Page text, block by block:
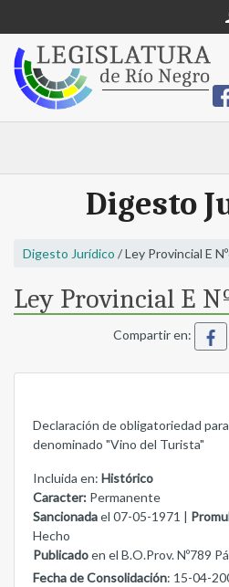
Digesto
Digesto Jurídico / Ley Provincial E
Ley Provincial E
Compartir en:
Declaración de obligatoriedad
denominado "Vino del Turista"
Incluida en: Histórico
Caracter: Permanente
Sancionadael 07-05-1971 |
Hecho
Publicadoen el B.O.Prov. Nº789
Fecha de Consolidación: 15-04-